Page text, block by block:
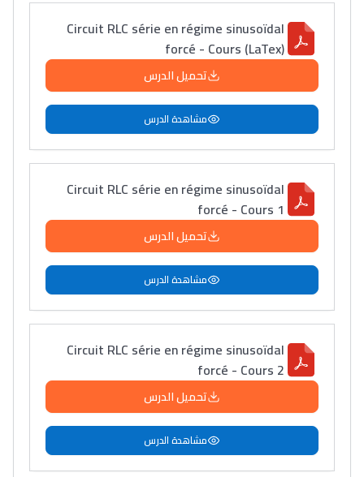
Circuit RLC série en régime sinusoïdal
forcé - Cours (LaTex)
تحميل الدرس
مشاهدة الدرس
Circuit RLC série en régime sinusoïdal
forcé - Cours 1
تحميل الدرس
مشاهدة الدرس
Circuit RLC série en régime sinusoïdal
forcé - Cours 2
تحميل الدرس
مشاهدة الدرس